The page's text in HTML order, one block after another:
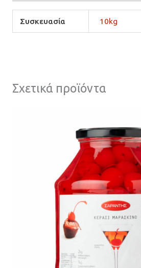
Συσκευασία 10kg
Σχετικά προϊόντα